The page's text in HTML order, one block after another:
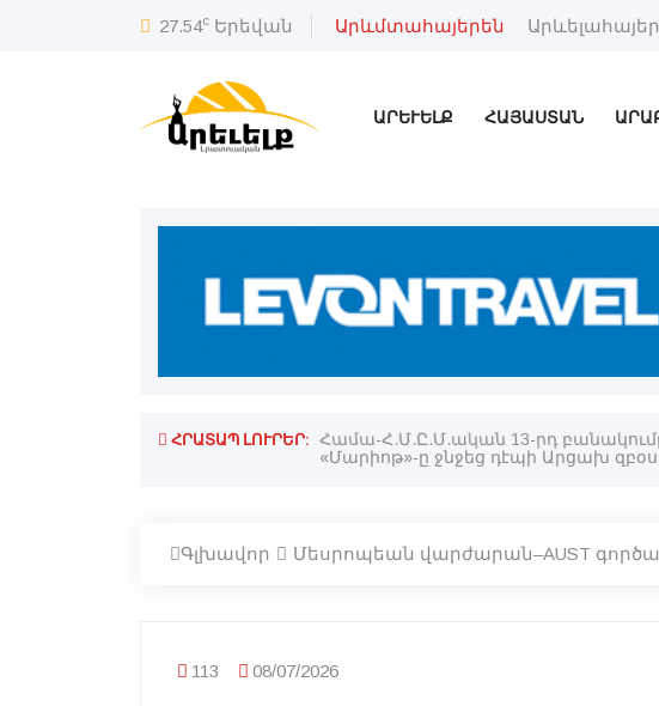
27.54c Երեվան Արևմտահայերեն
ԱՐԵՒԵԼՔ ՀԱՅԱՍՏԱՆ
ՀՐԱՏԱՊ ԼՈՒՐԵՐ: Համա-Հ.Մ.Ը.Մ.ական 13-րդ
Գլխավոր Մեսրոպեան վարժարան–AUST
113 08/07/2026